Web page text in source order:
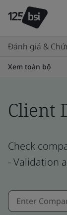
Đánh giá &
Xem toàn bộ
Client
Check
- Validation